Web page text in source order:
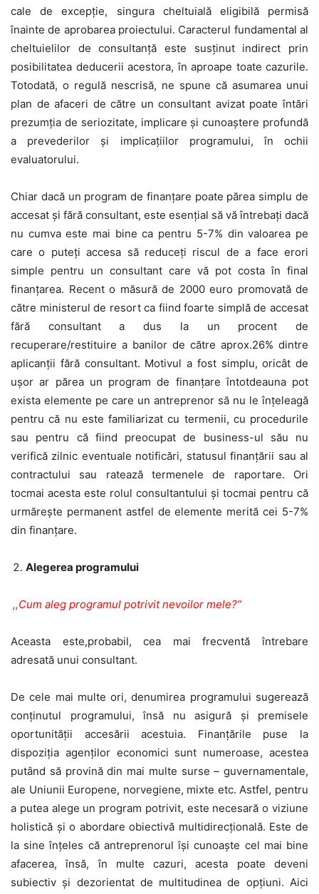
cale de excepție, singura cheltuială eligibilă permisă
înainte de aprobarea proiectului. Caracterul fundamental al
cheltuielilor de consultanță este susținut indirect prin
posibilitatea deducerii acestora, în aproape toate cazurile.
Totodată, o regulă nescrisă, ne spune că asumarea unui
plan de afaceri de către un consultant avizat poate întări
prezumția de seriozitate, implicare și cunoaștere profundă
a prevederilor și implicațiilor programului, în ochii
evaluatorului.
Chiar dacă un program de finanțare poate părea simplu de
accesat și fără consultant, este esențial să vă întrebați dacă
nu cumva este mai bine ca pentru 5-7% din valoarea pe
care o puteți accesa să reduceți riscul de a face erori
simple pentru un consultant care vă pot costa în final
finanțarea. Recent o măsură de 2000 euro promovată de
către ministerul de resort ca fiind foarte simplă de accesat
fără consultant a dus la un procent de
recuperare/restituire a banilor de către aprox.26% dintre
aplicanții fără consultant. Motivul a fost simplu, oricât de
ușor ar părea un program de finanțare întotdeauna pot
exista elemente pe care un antreprenor să nu le înțeleagă
pentru că nu este familiarizat cu termenii, cu procedurile
sau pentru că fiind preocupat de business-ul său nu
verifică zilnic eventuale notificări, statusul finanțării sau al
contractului sau ratează termenele de raportare. Ori
tocmai acesta este rolul consultantului și tocmai pentru că
urmărește permanent astfel de elemente merită cei 5-7%
din finanțare.
Alegerea programului
,,Cum aleg programul potrivit nevoilor mele?”
Aceasta este,probabil, cea mai frecventă întrebare
adresată unui consultant.
De cele mai multe ori, denumirea programului sugerează
conținutul programului, însă nu asigură și premisele
oportunității accesării acestuia. Finanțările puse la
dispoziția agenților economici sunt numeroase, acestea
putând să provină din mai multe surse – guvernamentale,
ale Uniunii Europene, norvegiene, mixte etc. Astfel, pentru
a putea alege un program potrivit, este necesară o viziune
holistică și o abordare obiectivă multidirecțională. Este de
la sine înțeles că antreprenorul își cunoaște cel mai bine
afacerea, însă, în multe cazuri, acesta poate deveni
subiectiv și dezorientat de multitudinea de opțiuni. Aici